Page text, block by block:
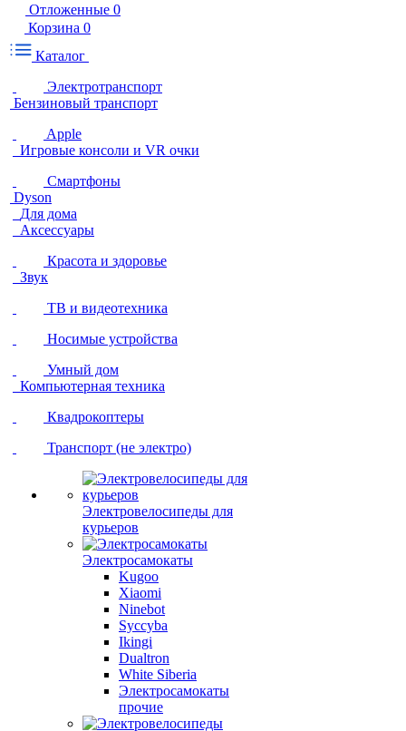
Отложенные 0
Корзина 0
Каталог
Электротранспорт
Бензиновый транспорт
Apple
Игровые консоли и VR очки
Смартфоны
Dyson
Для дома
Аксессуары
Красота и здоровье
Звук
ТВ и видеотехника
Носимые устройства
Умный дом
Компьютерная техника
Квадрокоптеры
Транспорт (не электро)
Электровелосипеды для
курьеров
Электросамокаты
Kugoo
Xiaomi
Ninebot
Syccyba
Ikingi
Dualtron
White Siberia
Электросамокаты
прочие